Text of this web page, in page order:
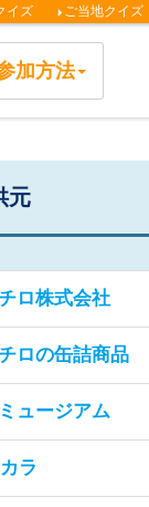
イズ ご当地クイズ
加方法
元
ロ株式会社
ロの缶詰商品
ュージアム
ラ